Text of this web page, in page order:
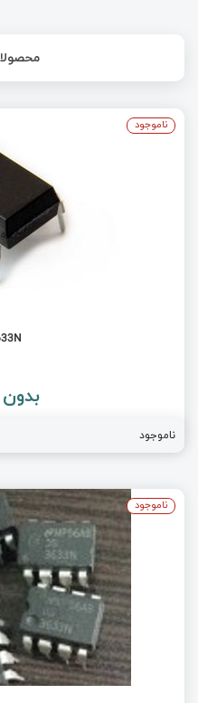
ناموجود
ناموجود
ناموجود